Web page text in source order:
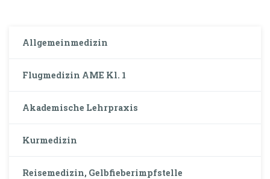
Allgemeinmedizin
Flugmedizin AME Kl. 1
Akademische Lehrpraxis
Kurmedizin
Reisemedizin, Gelbfieberimpfstelle